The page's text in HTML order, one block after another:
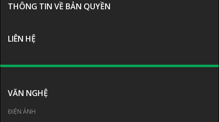
THÔNG TIN VỀ BẢN QUYỀN
LIÊN HỆ
VĂN NGHỆ
ĐIỆN ẢNH